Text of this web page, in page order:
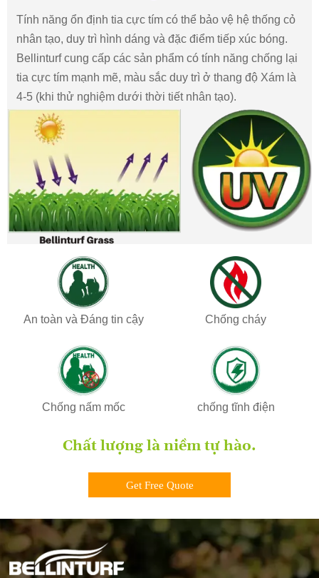
Tính năng ổn định tia cực tím có thể bảo vệ hệ thống cỏ
nhân tạo, duy trì hình dáng và đặc điểm tiếp xúc bóng.
Bellinturf cung cấp các sản phẩm có tính năng chống lại
tia cực tím mạnh mẽ, màu sắc duy trì ở thang độ Xám là
4-5 (khi thử nghiệm dưới thời tiết nhân tạo).
An toàn và Đáng tin cậy Chống cháy
Chống nấm mốc chống tĩnh điện
Chất lượng là niềm tự hào.
Get Free Quote